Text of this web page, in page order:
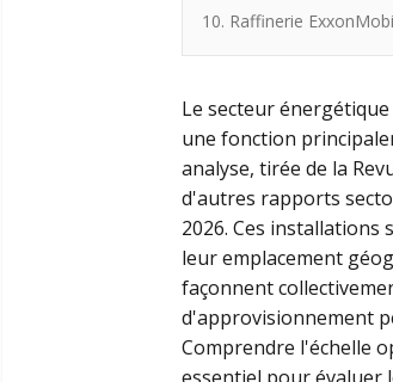
10. Raffinerie
Le secteur
une fonction
analyse, tirée de la
d'autres rapports
2026. Ces
leur emplacement
façonnent
d'approvisionnement
Comprendre l'échelle